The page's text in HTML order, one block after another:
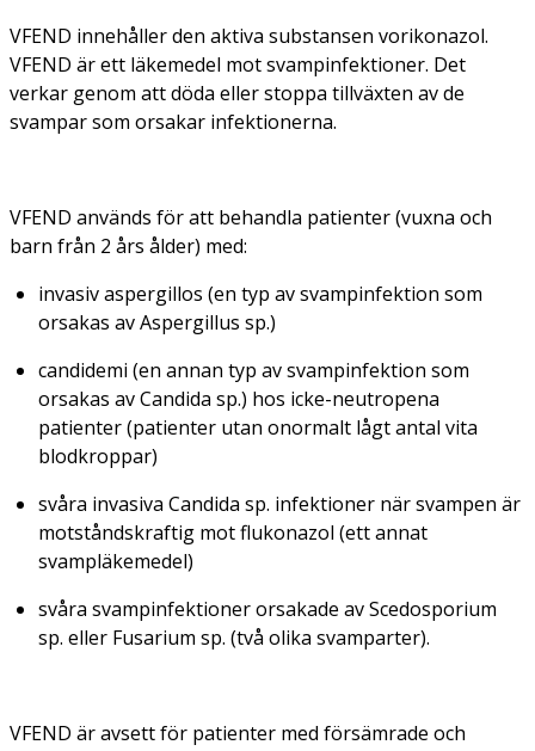
VFEND innehåller den aktiva substansen vorikonazol.
VFEND är ett läkemedel mot svampinfektioner. Det
verkar genom att döda eller stoppa tillväxten av de
svampar som orsakar infektionerna.
VFEND används för att behandla patienter (vuxna och
barn från 2 års ålder) med:
invasiv aspergillos (en typ av svampinfektion som
orsakas avAspergillus sp.)
candidemi (en annan typ av svampinfektion som
orsakas avCandida sp.) hos icke-neutropena
patienter (patienter utan onormalt lågt antal vita
blodkroppar)
svåra invasiva Candida sp. infektioner när svampen är
motståndskraftig mot flukonazol (ett annat
svampläkemedel)
svåra svampinfektioner orsakade avScedosporium
sp. eller Fusarium sp. (två olika svamparter).
VFEND är avsett för patienter med försämrade och